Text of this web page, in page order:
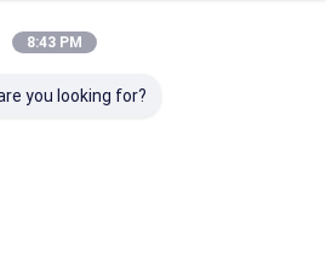
8:43 PM
you looking for?